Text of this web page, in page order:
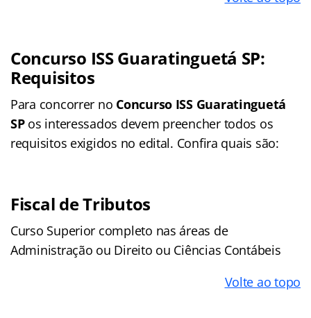
Concurso ISS Guaratinguetá SP:
Requisitos
Para concorrer no Concurso ISS Guaratinguetá
SPos interessados devem preencher todos os
requisitos exigidos no edital. Confira quais são:
Fiscal de Tributos
Curso Superior completo nas áreas de
Administração ou Direito ou Ciências Contábeis
Volte ao topo